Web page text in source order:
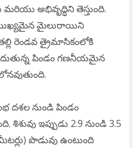
అభివృద్ధిని తెస్తుంది.
మైలురాయిని
రెండవ త్రైమాసికంలోకి
పిండం గణనీయమైన
దశల నుండి పిండం
ఇప్పుడు 2.9 నుండి 3.5
పొడువు ఉంటుంది